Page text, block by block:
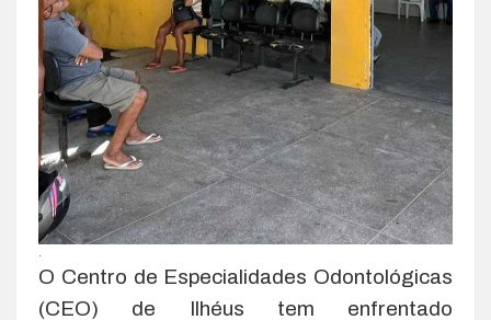
O Centro de Especialidades Odontológicas
(CEO) de Ilhéus tem enfrentado